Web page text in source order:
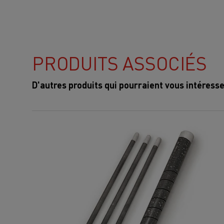
PRODUITS ASSOCIÉS
D'autres produits qui pourraient vous